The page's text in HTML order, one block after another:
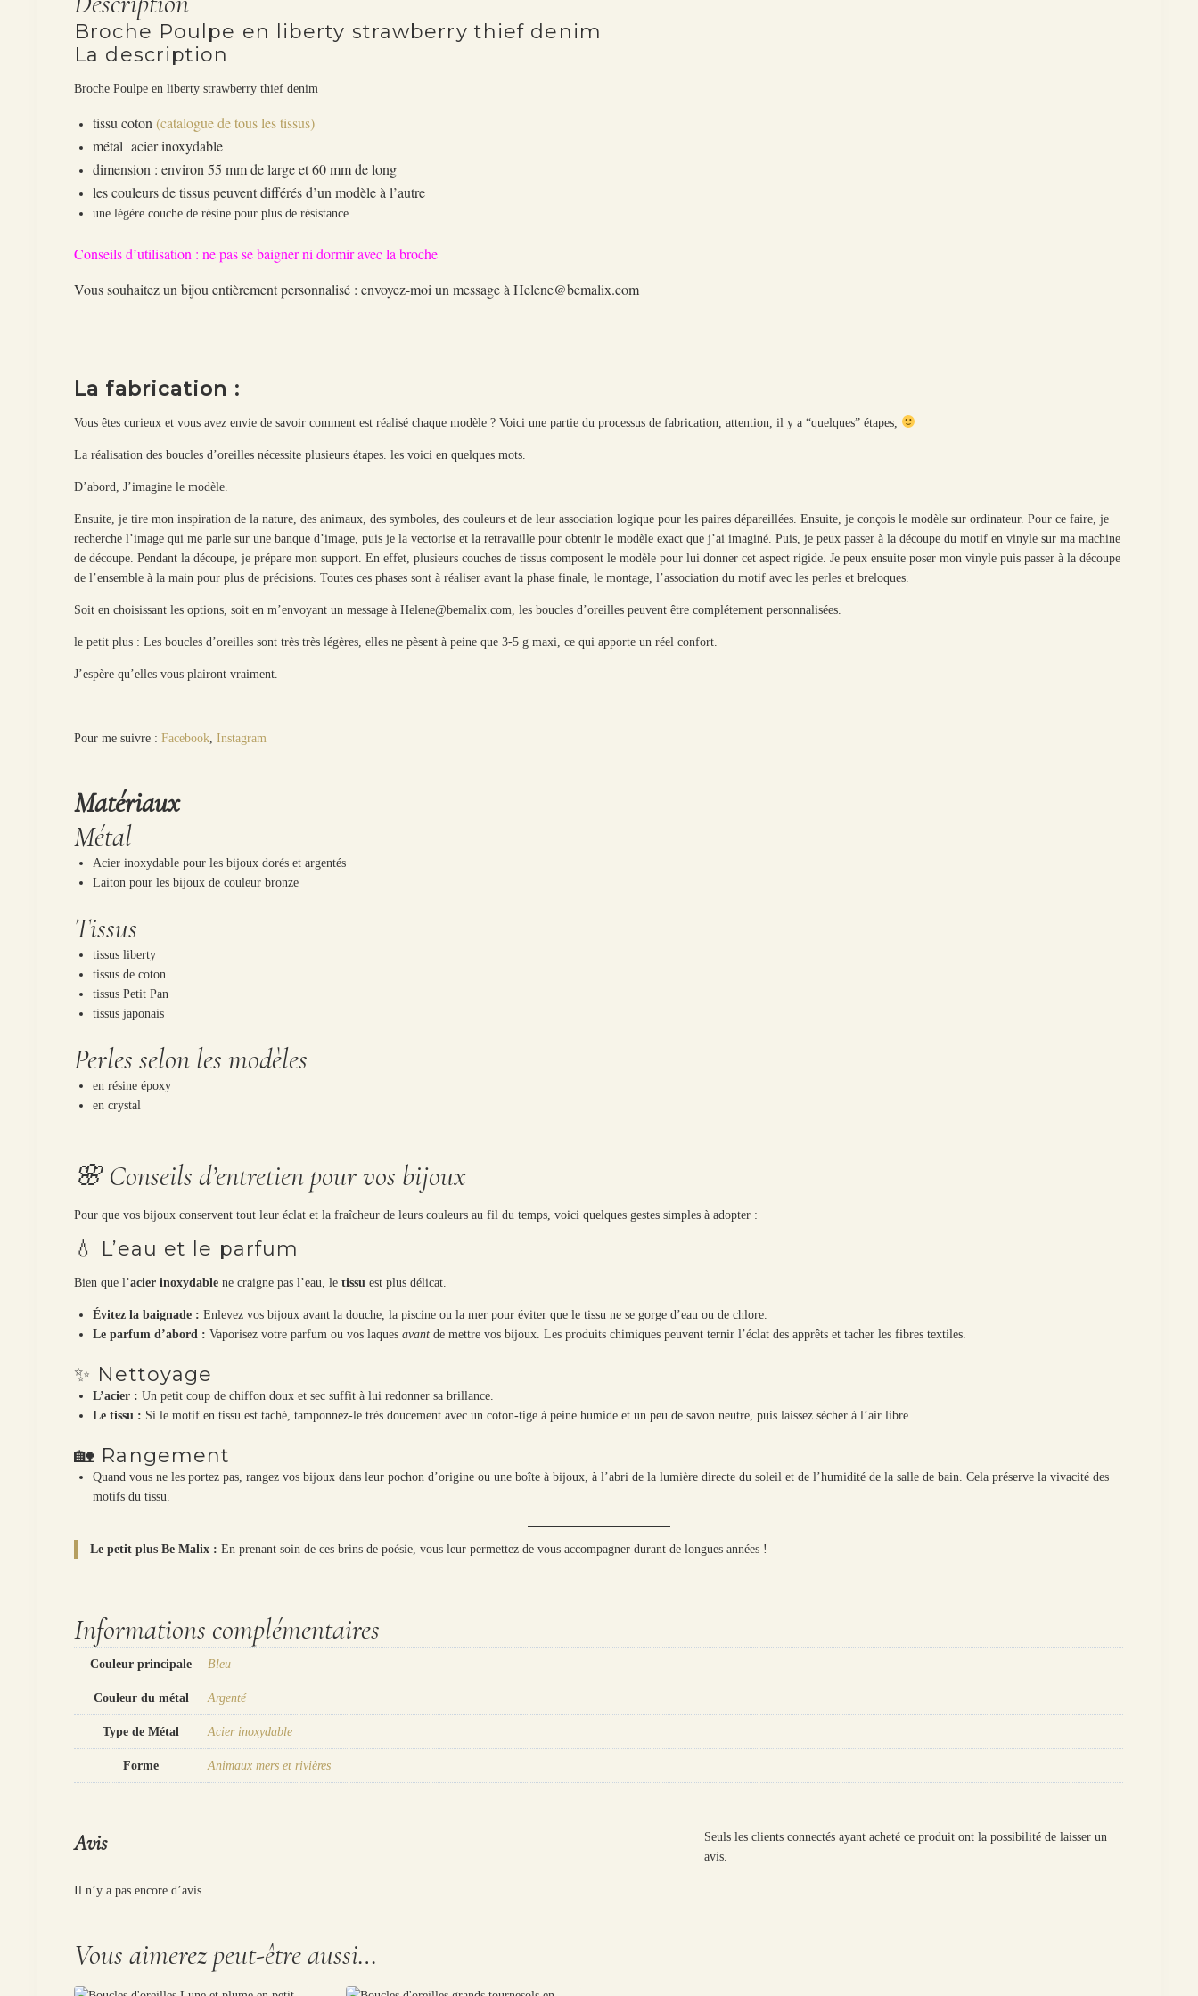
Broche Poulpe en liberty strawberry thief denim
La description
Broche Poulpe en liberty strawberry thief denim
tissu coton (catalogue de tous les tissus)
métal acier inoxydable
dimension : environ 55 mm de large et 60 mm de long
les couleurs de tissus peuvent différés d’un modèle à l’autre
une légère couche de résine pour plus de résistance
Conseils d’utilisation : ne pas se baigner ni dormir avec la broche
Vous souhaitez un bijou entièrement personnalisé : envoyez-moi un message à Helene@bemalix.com
La fabrication :
Vous êtes curieux et vous avez envie de savoir comment est réalisé chaque modèle ? Voici une partie du processus de fabrication, attention, il y a “quelques” étapes,
La réalisation des boucles d’oreilles nécessite plusieurs étapes. les voici en quelques mots.
D’abord, J’imagine le modèle.
Ensuite, je tire mon inspiration de la nature, des animaux, des symboles, des couleurs et de leur association logique pour les paires dépareillées. Ensuite, je conçois le modèle sur ordinateur. Pour ce faire, je
recherche l’image qui me parle sur une banque d’image, puis je la vectorise et la retravaille pour obtenir le modèle exact que j’ai imaginé. Puis, je peux passer à la découpe du motif en vinyle sur ma machine
de découpe. Pendant la découpe, je prépare mon support. En effet, plusieurs couches de tissus composent le modèle pour lui donner cet aspect rigide. Je peux ensuite poser mon vinyle puis passer à la découpe
de l’ensemble à la main pour plus de précisions. Toutes ces phases sont à réaliser avant la phase finale, le montage, l’association du motif avec les perles et breloques.
Soit en choisissant les options, soit en m’envoyant un message à Helene@bemalix.com, les boucles d’oreilles peuvent être complétement personnalisées.
le petit plus : Les boucles d’oreilles sont très très légères, elles ne pèsent à peine que 3-5 g maxi, ce qui apporte un réel confort.
J’espère qu’elles vous plairont vraiment.
Pour me suivre :Facebook ,Instagram
Matériaux
Métal
Acier inoxydable pour les bijoux dorés et argentés
Laiton pour les bijoux de couleur bronze
Tissus
tissus liberty
tissus de coton
tissus Petit Pan
tissus japonais
Perles selon les modèles
en résine époxy
en crystal
🌸 Conseils d’entretien pour vos bijoux
Pour que vos bijoux conservent tout leur éclat et la fraîcheur de leurs couleurs au fil du temps, voici quelques gestes simples à adopter :
💧 L’eau et le parfum
Bien que l’acier inoxydable ne craigne pas l’eau, letissu est plus délicat.
Évitez la baignade : Enlevez vos bijoux avant la douche, la piscine ou la mer pour éviter que le tissu ne se gorge d’eau ou de chlore.
Le parfum d’abord : Vaporisez votre parfum ou vos laquesavant de mettre vos bijoux. Les produits chimiques peuvent ternir l’éclat des apprêts et tacher les fibres textiles.
✨ Nettoyage
L’acier : Un petit coup de chiffon doux et sec suffit à lui redonner sa brillance.
Le tissu : Si le motif en tissu est taché, tamponnez-le très doucement avec un coton-tige à peine humide et un peu de savon neutre, puis laissez sécher à l’air libre.
🏡 Rangement
Quand vous ne les portez pas, rangez vos bijoux dans leur pochon d’origine ou une boîte à bijoux, à l’abri de la lumière directe du soleil et de l’humidité de la salle de bain. Cela préserve la vivacité des
motifs du tissu.
Le petit plus Be Malix : En prenant soin de ces brins de poésie, vous leur permettez de vous accompagner durant de longues années !
Informations complémentaires
Couleur principale Bleu
Couleur du métal Argenté
Type de Métal Acier inoxydable
Forme Animaux mers et rivières
Avis
Il n’y a pas encore d’avis.
Seuls les clients connectés ayant acheté ce produit ont la possibilité de laisser un
avis.
Vous aimerez peut-être aussi…